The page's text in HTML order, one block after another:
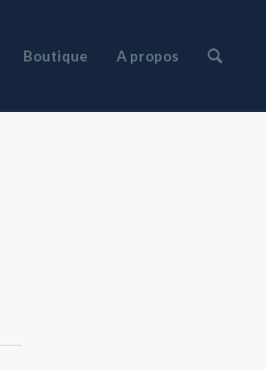
Boutique A propos